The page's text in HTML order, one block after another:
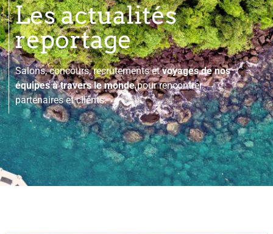
Les actualités
reportage
Salons, concours, recrutements etvoyages de nos
équipes à travers le mondepour rencontrer
partenaires et clients.